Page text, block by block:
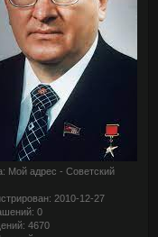
Мой адрес - Советский
: 2010-12-27
0
4670